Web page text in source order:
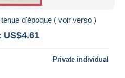
d'époque ( voir verso )
US$4.61
Private individual